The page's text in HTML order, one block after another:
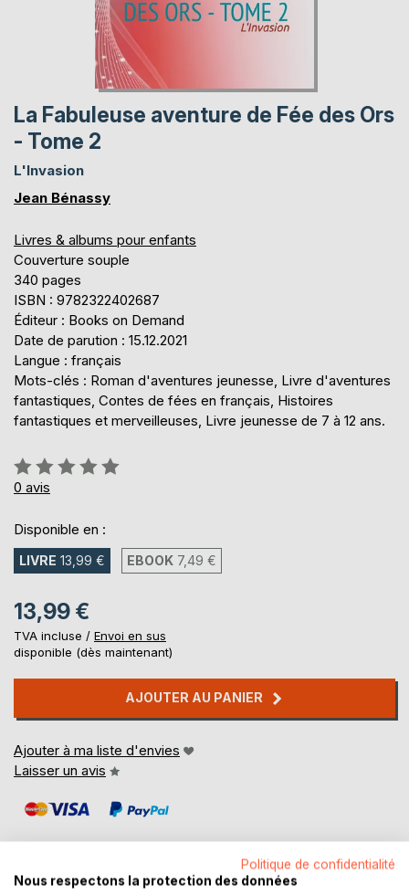
La Fabuleuse aventure de Fée des Ors
- Tome 2
L'Invasion
Jean Bénassy
Livres & albums pour enfants
Couverture souple
340 pages
ISBN : 9782322402687
Éditeur : Books on Demand
Date de parution : 15.12.2021
Langue : français
Mots-clés : Roman d'aventures jeunesse, Livre d'aventures
fantastiques, Contes de fées en français, Histoires
fantastiques et merveilleuses, Livre jeunesse de 7 à 12 ans.
Évaluation:
0%
0 avis
Disponible en :
LIVRE 13,99 € EBOOK 7,49 €
13,99 €
TVA incluse / Envoi en sus
disponible (dès maintenant)
AJOUTER AU PANIER
Ajouter à ma liste d'envies
Laisser un avis
Politique de confidentialité
Nous respectons la protection des données